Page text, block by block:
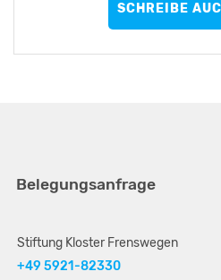
SCHREIBE
Belegungsanfrage
Stiftung Kloster Frenswegen
+49 5921-82330